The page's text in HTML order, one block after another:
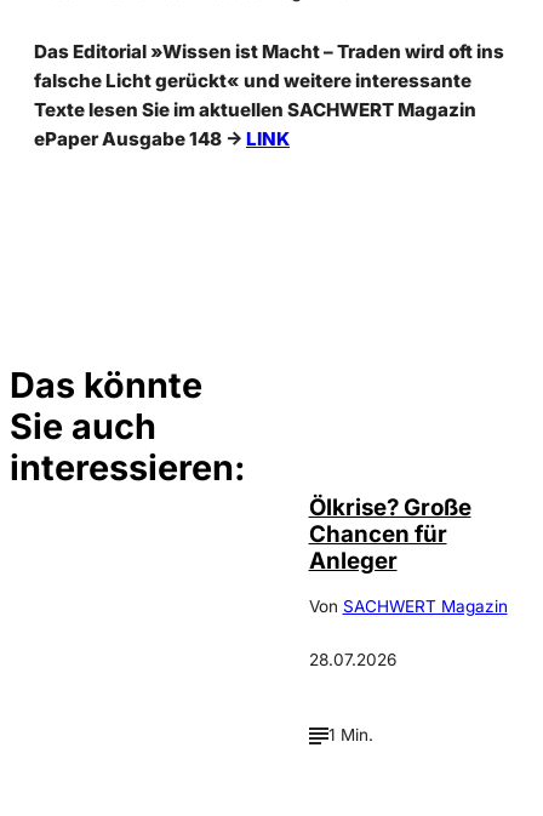
Das Editorial »Wissen ist Macht – Traden wird oft ins
falsche Licht gerückt« und weitere interessante
Texte lesen Sie im aktuellen SACHWERT Magazin
ePaper Ausgabe 148 -> LINK
Das könnte
Sie auch
interessieren:
Ölkrise? Große
Chancen für
Anleger
Von SACHWERT Magazin
28.07.2026
1 Min.